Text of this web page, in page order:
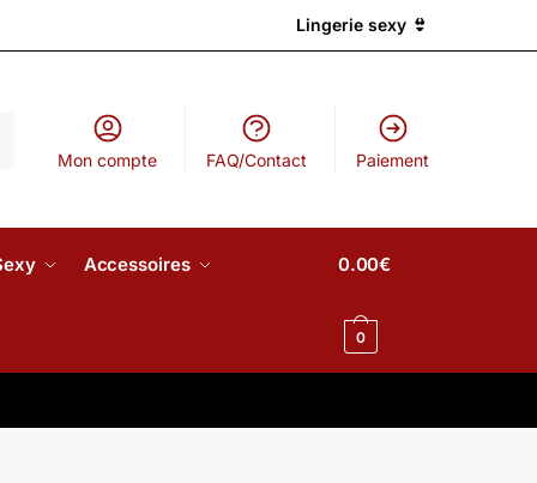
Lingerie sexy 👙
Mon compte FAQ/Contact Paiement
Accessoires 0.00€
0